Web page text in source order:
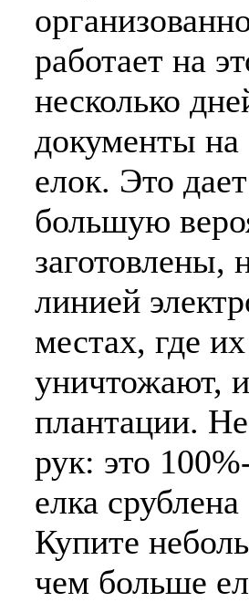
работает на
несколько
документы на
елок. Это
большую
заготовлены,
линией
местах, где
уничтожают,
плантации.
рук: это
елка
Купите
чем больше